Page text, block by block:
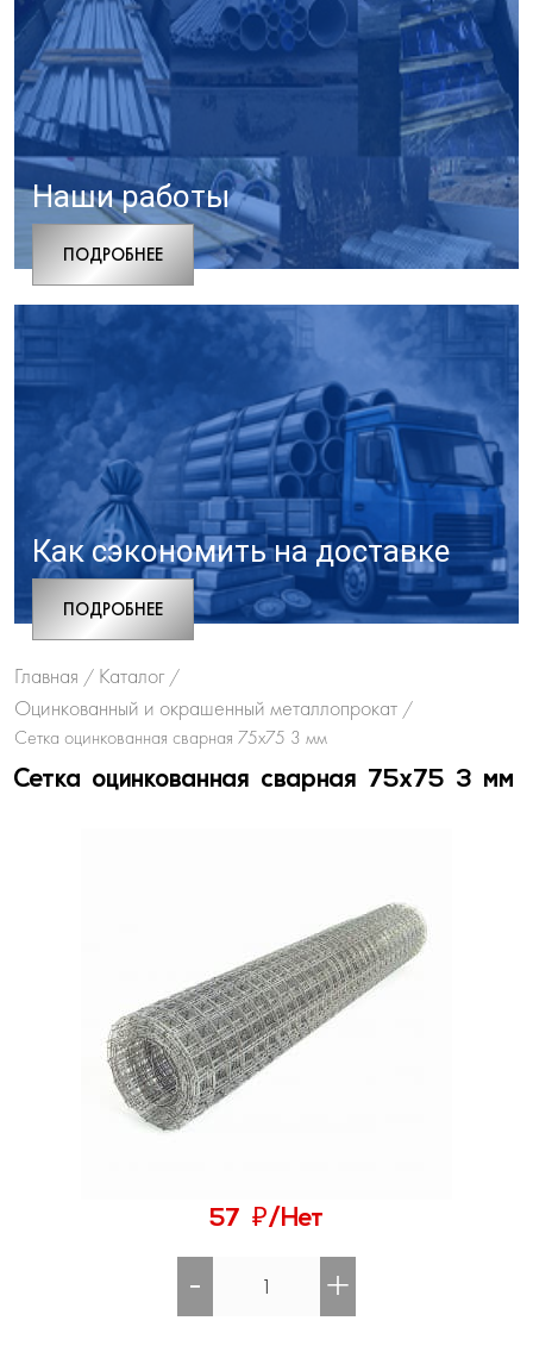
Наши работы
ПОДРОБНЕЕ
Как сэкономить на доставке
ПОДРОБНЕЕ
Главная / Каталог /
Оцинкованный и окрашенный металлопрокат /
Сетка оцинкованная сварная 75х75 3 мм
Сетка оцинкованная сварная 75х75 3 мм
57 ₽/Нет
- +